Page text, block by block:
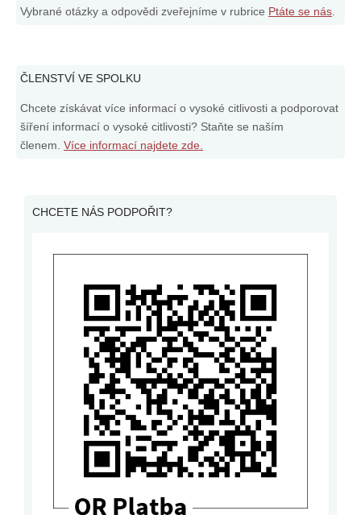
Vybrané otázky a odpovědi zveřejníme v rubrice Ptáte se nás
ČLENSTVÍ VE SPOLKU
Chcete získávat více informací o vysoké citlivosti a podporovat
šíření informací o vysoké citlivosti? Staňte se naším
členem. Více informací najdete zde.
CHCETE NÁS PODPOŘIT?